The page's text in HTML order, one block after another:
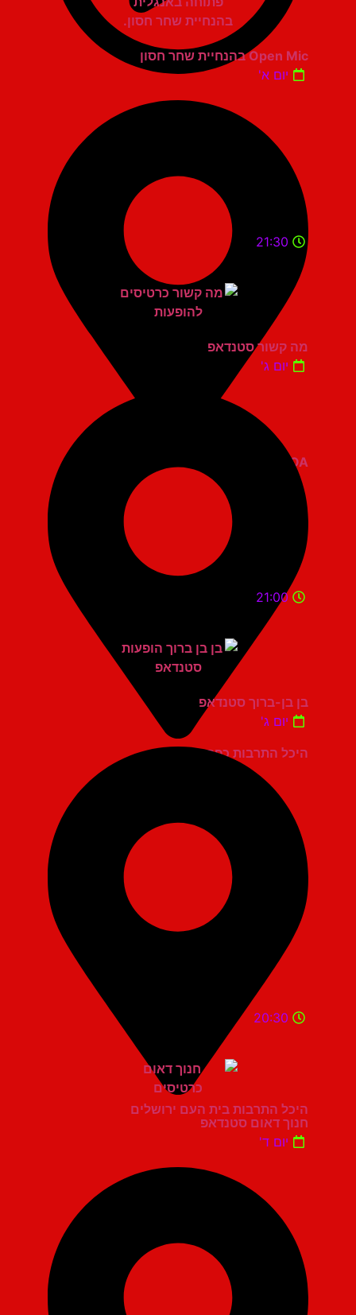
Open Mic בהנחיית שחר חסון
יום א'
21:30
מה קשור סטנדאפ
יום ג'
היכל התרבות כפר סבא
21:00
בן בן-ברוך סטנדאפ
יום ג'
היכל התרבות בית העם ירושלים
20:30
חנוך דאום סטנדאפ
יום ד'